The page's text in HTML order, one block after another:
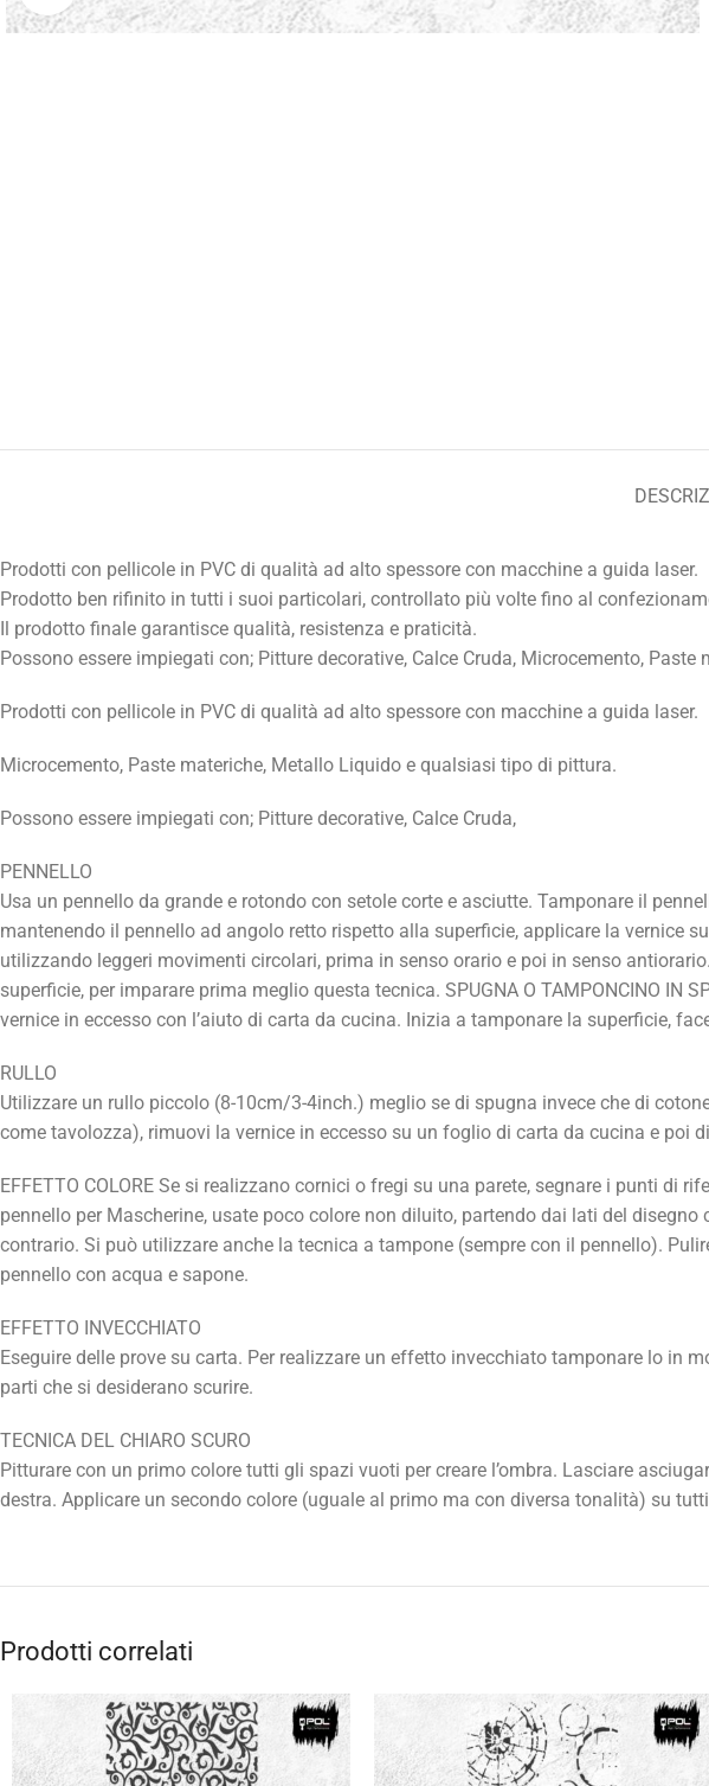
Prodotti con pellicole in PVC di qualità ad alto spessore con macchine a guida laser.
Prodotto ben rifinito in tutti i suoi particolari, controllato più volte fino al
Il prodotto finale garantisce qualità, resistenza e praticità.
Possono essere impiegati con; Pitture decorative, Calce Cruda, Microcemento,
Prodotti con pellicole in PVC di qualità ad alto spessore con macchine a guida laser.
Microcemento, Paste materiche, Metallo Liquido e qualsiasi tipo di pittura.
Possono essere impiegati con; Pitture decorative, Calce Cruda,
PENNELLO
Usa un pennello da grande e rotondo con setole corte e asciutte. Tamponare il
mantenendo il pennello ad angolo retto rispetto alla superficie, applicare la vernice
utilizzando leggeri movimenti circolari, prima in senso orario e poi in senso
superficie, per imparare prima meglio questa tecnica. SPUGNA O TAMPONCINO
vernice in eccesso con l’aiuto di carta da cucina. Inizia a tamponare la superficie,
RULLO
Utilizzare un rullo piccolo (8-10cm/3-4inch.) meglio se di spugna invece che di
come tavolozza), rimuovi la vernice in eccesso su un foglio di carta da cucina e poi
EFFETTO COLORE Se si realizzano cornici o fregi su una parete, segnare i punti di
pennello per Mascherine, usate poco colore non diluito, partendo dai lati del
contrario. Si può utilizzare anche la tecnica a tampone (sempre con il pennello).
pennello con acqua e sapone.
EFFETTO INVECCHIATO
Eseguire delle prove su carta. Per realizzare un effetto invecchiato tamponare lo in
parti che si desiderano scurire.
TECNICA DEL CHIARO SCURO
Pitturare con un primo colore tutti gli spazi vuoti per creare l’ombra. Lasciare
destra. Applicare un secondo colore (uguale al primo ma con diversa tonalità) su
Prodotti correlati